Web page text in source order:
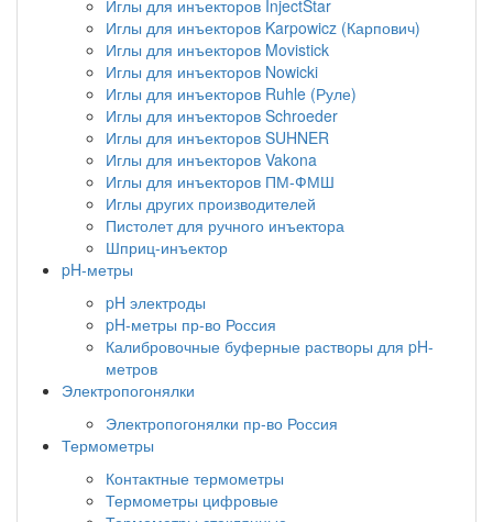
Иглы для инъекторов InjectStar
Иглы для инъекторов Karpowicz (Карпович)
Иглы для инъекторов Movistick
Иглы для инъекторов Nowicki
Иглы для инъекторов Ruhle (Руле)
Иглы для инъекторов Schroeder
Иглы для инъекторов SUHNER
Иглы для инъекторов Vakona
Иглы для инъекторов ПМ-ФМШ
Иглы других производителей
Пистолет для ручного инъектора
Шприц-инъектор
pH-метры
pH электроды
pH-метры пр-во Россия
Калибровочные буферные растворы для pH-
метров
Электропогонялки
Электропогонялки пр-во Россия
Термометры
Контактные термометры
Термометры цифровые